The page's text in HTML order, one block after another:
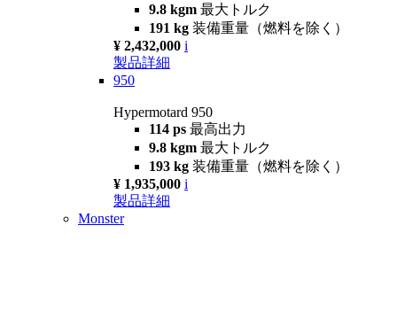
9.8 kgm 最大トルク
191 kg 装備重量（燃料を除く）
¥ 2,432,000 i
製品詳細
950
Hypermotard 950
114 ps 最高出力
9.8 kgm 最大トルク
193 kg 装備重量（燃料を除く）
¥ 1,935,000 i
製品詳細
Monster